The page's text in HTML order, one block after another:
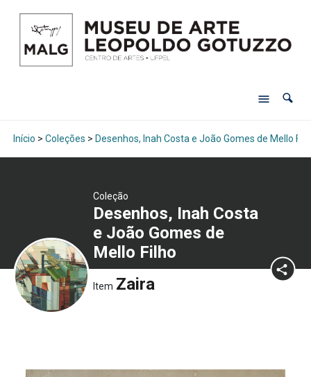
Início > Coleções > Desenhos, Inah Costa e João Gomes de Mello
Coleção
Desenhos, Inah Costa
e João Gomes de
Mello Filho
Item Zaira